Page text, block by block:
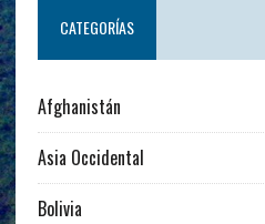
CATEGORÍAS
Afghanistán
Asia Occidental
Bolivia